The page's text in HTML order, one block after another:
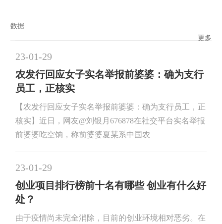
数据
更多
23-01-29
农发行回应女子实名举报前婆婆：确为支行
员工，正核实
【农发行回应女子实名举报前婆婆：确为支行员工，正
核实】近日，网友@刘银月676878在社交平台实名举报
前婆婆吃空饷，称前婆婆夏某系中国农
23-01-29
创业项目排行榜前十名有哪些 创业有什么好
处？
由于疫情尚未完全消除，目前的创业环境相对恶劣。在